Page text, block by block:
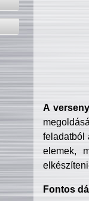
A
feladatból
elemek,
Fontos